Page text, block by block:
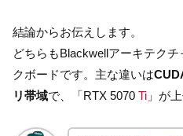
結論からお伝えします。
どちらもBlackwellアーキテク
クボードです。主な違いは
リ帯域で、「RTX 5070 Ti 」が